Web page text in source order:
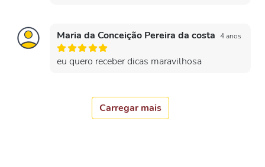
Maria da Conceição Pereira da costa 4 anos
eu quero receber dicas maravilhosa
Carregar mais